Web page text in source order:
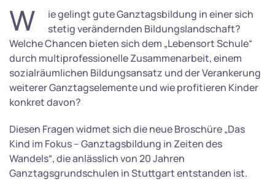
W
ie gelingt gute Ganztagsbildung in einer sich
stetig verändernden Bildungslandschaft?
Welche Chancen bieten sich dem „Lebensort Schule“
durch multiprofessionelle Zusammenarbeit, einem
sozialräumlichen Bildungsansatz und der Verankerung
weiterer Ganztagselemente und wie profitieren Kinder
konkret davon?
Diesen Fragen widmet sich die neue Broschüre „Das
Kind im Fokus – Ganztagsbildung in Zeiten des
Wandels“, die anlässlich von 20 Jahren
Ganztagsgrundschulen in Stuttgart entstanden ist.